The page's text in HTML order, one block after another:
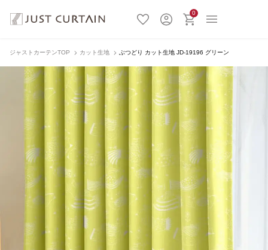
0
ジャストカーテンTOP カット生地 ぶつどり カット生地 JD-19196 グリーン